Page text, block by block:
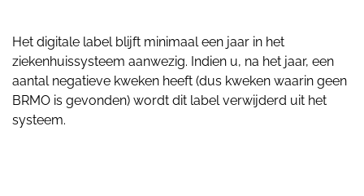
Het digitale label blijft minimaal een jaar in het
ziekenhuissysteem aanwezig. Indien u, na het jaar, een
aantal negatieve kweken heeft (dus kweken waarin geen
BRMO is gevonden) wordt dit label verwijderd uit het
systeem.